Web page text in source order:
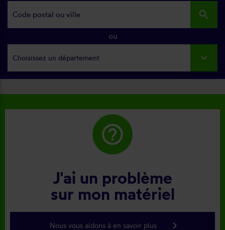
search
ou
Choisissez un département
help_outline
J'ai un problème
sur mon matériel
Nous vous aidons à en savoir plus keyboard_arrow_right